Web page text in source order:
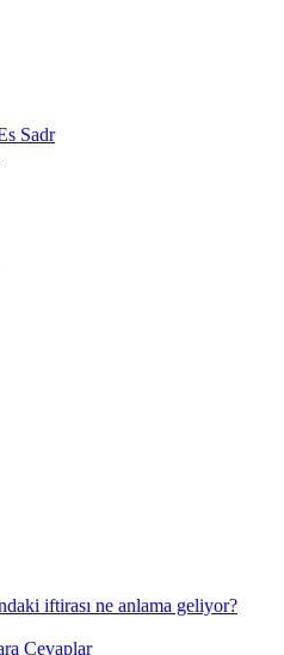
Sadr
iftirası ne anlama geliyor?
Cevaplar